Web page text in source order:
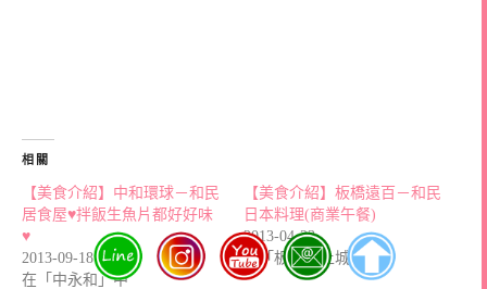
相關
【美食介紹】中和環球－和民
居食屋♥拌飯生魚片都好好味
♥
2013-09-18
在「中永和」中
【美食介紹】板橋遠百－和民
日本料理(商業午餐)
2013-04-23
在「板橋、土城」中